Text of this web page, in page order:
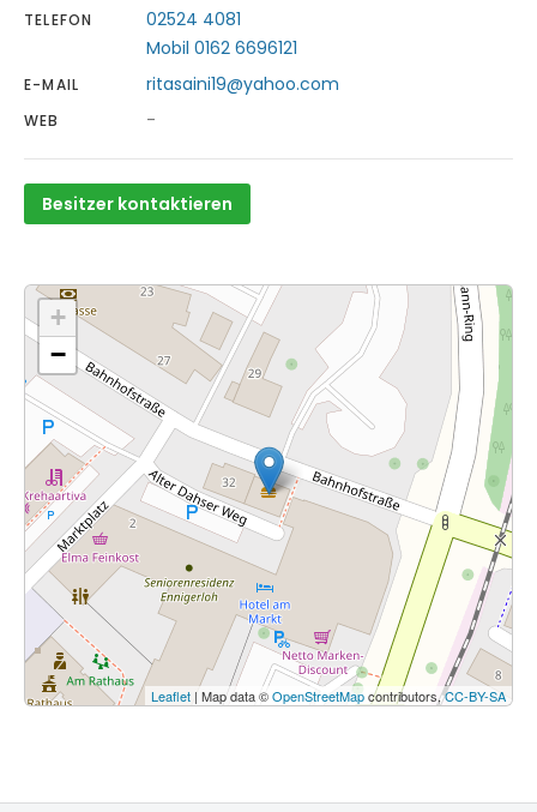
TELEFON
02524 4081
Mobil 0162 6696121
E-MAIL ritasaini19@yahoo.com
WEB -
Besitzer kontaktieren
+
−
Leaflet | Map data ©OpenStreetMapcontributors,CC-BY-SA